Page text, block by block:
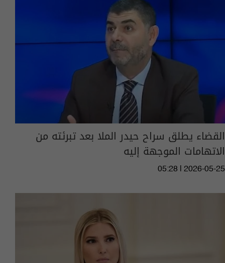
القضاء يطلق سراح حيدر الملا بعد تبرئته من
الاتهامات الموجهة إليه
05:28 | 2026-05-25